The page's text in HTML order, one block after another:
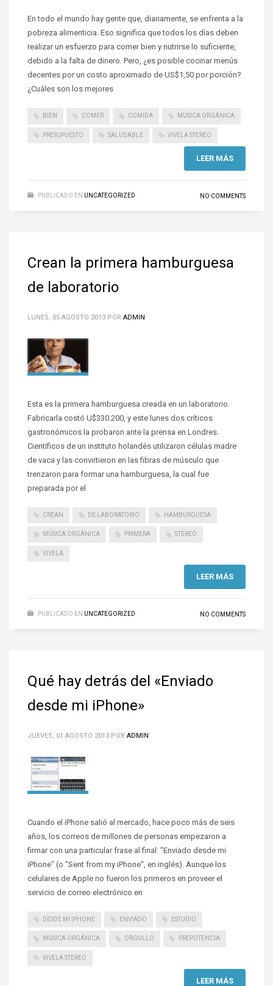
En todo el mundo hay gente que, diariamente, se enfrenta a la
pobreza alimenticia. Eso significa que todos los días deben
realizar un esfuerzo para comer bien y nutrirse lo suficiente,
debido a la falta de dinero. Pero, ¿es posible cocinar menús
decentes por un costo aproximado de US$1,50 por porción?
¿Cuáles son los mejores
BIEN COMER COMIDA MÚSICA ORGÁNICA
PRESUPUESTO SALUDABLE VIVELA STEREO
LEER MÁS
PUBLICADO EN UNCATEGORIZED NO COMMENTS
Crean la primera hamburguesa
de laboratorio
LUNES, 05 AGOSTO 2013 POR ADMIN
Esta es la primera hamburguesa creada en un laboratorio.
Fabricarla costó U$330.200, y este lunes dos críticos
gastronómicos la probaron ante la prensa en Londres.
Científicos de un instituto holandés utilizaron células madre
de vaca y las convirtieron en las fibras de músculo que
trenzaron para formar una hamburguesa, la cual fue
preparada por el
CREAN DE LABORATORIO HAMBURGUESA
MÚSICA ORGÁNICA PRIMERA STEREO
VIVELA
LEER MÁS
PUBLICADO EN UNCATEGORIZED NO COMMENTS
Qué hay detrás del «Enviado
desde mi iPhone»
JUEVES, 01 AGOSTO 2013 POR ADMIN
Cuando el iPhone salió al mercado, hace poco más de seis
años, los correos de millones de personas empezaron a
firmar con una particular frase al final: "Enviado desde mi
iPhone" (o "Sent from my iPhone", en inglés). Aunque los
celulares de Apple no fueron los primeros en proveer el
servicio de correo electrónico en
DESDE MI IPHONE ENVIADO ESTUDIO
MÚSICA ORGÁNICA ORGULLO PREPOTENCIA
VIVELA STEREO
LEER MÁS